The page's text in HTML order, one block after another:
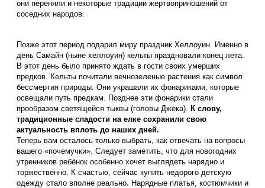
они переняли и некоторые традиции жертвоприношений от
соседних народов.
Позже этот период подарил миру праздник Хеллоуин. Именно в
день Самайн (ныне хеллоуин) кельты праздновали конец лета.
В этот день было принято ждать в гости своих умерших
предков. Кельты почитали вечнозеленые растения как символ
бессмертия природы. Они украшали их фонариками, которые
освещали путь предкам. Позднее эти фонарики стали
прообразом светящейся тыквы (головы Джека).
К слову,
традиционные сладости на елке сохранили свою
актуальность вплоть до наших дней.
Теперь вам осталось только выбрать, как отвечать на вопросы
вашего «почемучки». Следует заметить, что для новогодних
утренников ребёнок особенно хочет выглядеть нарядно и
торжественно. К счастью, сейчас купить недорого детскую
одежду стало вполне реально. Нарядные платья, костюмчики и